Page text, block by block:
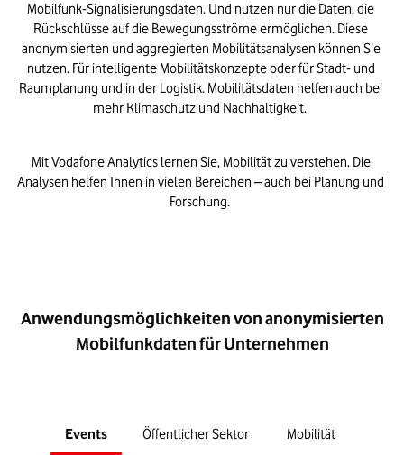
Mobilfunk-Signalisierungsdaten. Und nutzen nur die Daten, die
Rückschlüsse auf die Bewegungsströme ermöglichen. Diese
anonymisierten und aggregierten Mobilitätsanalysen können Sie
nutzen. Für intelligente Mobilitätskonzepte oder für Stadt- und
Raumplanung und in der Logistik. Mobilitätsdaten helfen auch bei
mehr Klimaschutz und Nachhaltigkeit.
Mit Vodafone Analytics lernen Sie, Mobilität zu verstehen. Die
Analysen helfen Ihnen in vielen Bereichen – auch bei Planung und
Forschung.
Anwendungsmöglichkeiten von anonymisierten
Mobilfunkdaten für Unternehmen
Events Öffentlicher Sektor Mobilität